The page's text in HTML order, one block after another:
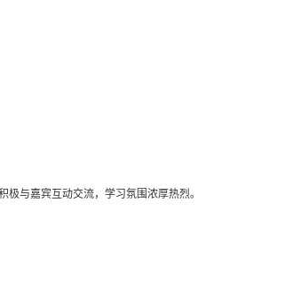
嘉宾互动交流，学习氛围浓厚热烈。